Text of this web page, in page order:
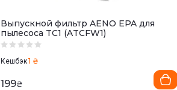
Выпускной фильтр AENO EPA для
пылесоса TC1 (ATCFW1)
Кешбэк1 ₴
199₴